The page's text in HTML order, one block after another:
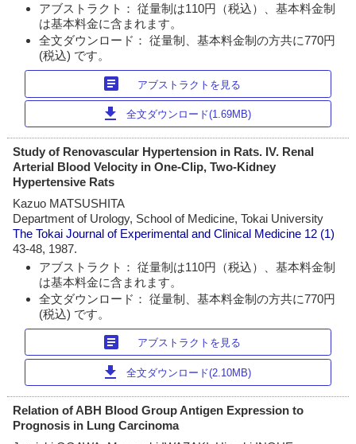
アブストラクト： 従量制は110円（税込）、基本料金制
は基本料金に含まれます。
全文ダウンロード： 従量制、基本料金制の方共に770円
(税込) です。
article アブストラクトを見る
download 全文ダウンロード(1.69MB)
Study of Renovascular Hypertension in Rats. IV. Renal
Arterial Blood Velocity in One-Clip, Two-Kidney
Hypertensive Rats
Kazuo MATSUSHITA
Department of Urology, School of Medicine, Tokai University
The Tokai Journal of Experimental and Clinical Medicine 12 (1)
43-48, 1987.
アブストラクト： 従量制は110円（税込）、基本料金制
は基本料金に含まれます。
全文ダウンロード： 従量制、基本料金制の方共に770円
(税込) です。
article アブストラクトを見る
download 全文ダウンロード(2.10MB)
Relation of ABH Blood Group Antigen Expression to
Prognosis in Lung Carcinoma